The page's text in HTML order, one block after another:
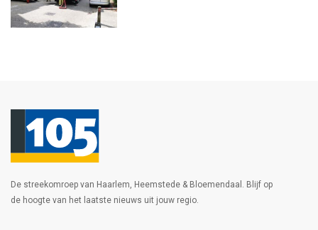
De streekomroep van Haarlem, Heemstede & Bloemendaal. Blijf op
de hoogte van het laatste nieuws uit jouw regio.